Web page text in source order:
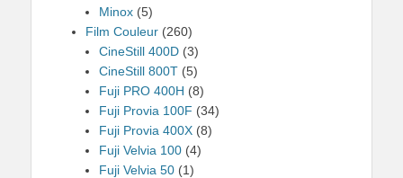
Minox (5)
Film Couleur (260)
CineStill 400D (3)
CineStill 800T (5)
Fuji PRO 400H (8)
Fuji Provia 100F (34)
Fuji Provia 400X (8)
Fuji Velvia 100 (4)
Fuji Velvia 50 (1)